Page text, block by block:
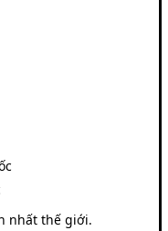
nhất thế giới.